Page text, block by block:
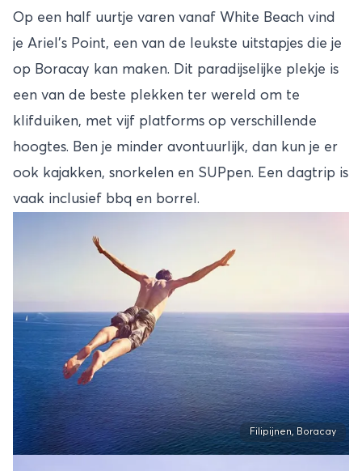
Op een half uurtje varen vanaf White Beach vind
je Ariel’s Point, een van de leukste uitstapjes die je
op Boracay kan maken. Dit paradijselijke plekje is
een van de beste plekken ter wereld om te
klifduiken, met vijf platforms op verschillende
hoogtes. Ben je minder avontuurlijk, dan kun je er
ook kajakken, snorkelen en SUPpen. Een dagtrip is
vaak inclusief bbq en borrel.
Filipijnen, Boracay